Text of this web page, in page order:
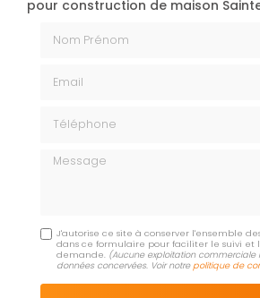
pour construction de maison
Message
J'autorise ce site à conserver l'ensemble
dans ce formulaire pour faciliter le suivi
demande. (Aucune exploitation commerciale
données concervées. Voir notre politique de